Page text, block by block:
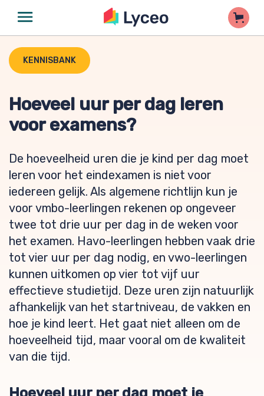
KENNISBANK
Hoeveel uur per dag leren
voor examens?
De hoeveelheid uren die je kind per dag moet
leren voor het eindexamen is niet voor
iedereen gelijk. Als algemene richtlijn kun je
voor vmbo-leerlingen rekenen op ongeveer
twee tot drie uur per dag in de weken voor
het examen. Havo-leerlingen hebben vaak drie
tot vier uur per dag nodig, en vwo-leerlingen
kunnen uitkomen op vier tot vijf uur
effectieve studietijd. Deze uren zijn natuurlijk
afhankelijk van het startniveau, de vakken en
hoe je kind leert. Het gaat niet alleen om de
hoeveelheid tijd, maar vooral om de kwaliteit
van die tijd.